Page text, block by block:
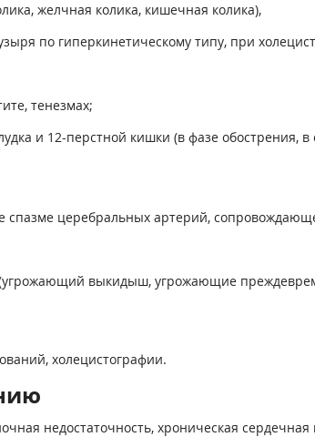
желчная колика, кишечная колика),
по гиперкинетическому типу, при
тенезмах;
и 12-перстной кишки (в фазе обострения,
спазме церебральных артерий,
выкидыш, угрожающие
холецистографии.
недостаточность, хроническая